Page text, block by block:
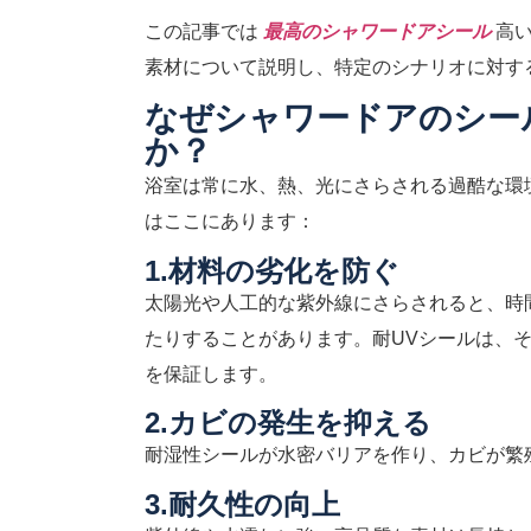
この記事では 最高のシャワードアシール高
素材について説明し、特定のシナリオに対す
なぜシャワードアのシ
か？
浴室は常に水、熱、光にさらされる過酷な
はここにあります：
1.材料の劣化を防ぐ
太陽光や人工的な紫外線にさらされると、
たりすることがあります。耐UVシールは、
を保証します。
2.カビの発生を抑える
耐湿性シールが水密バリアを作り、カビが
3.耐久性の向上